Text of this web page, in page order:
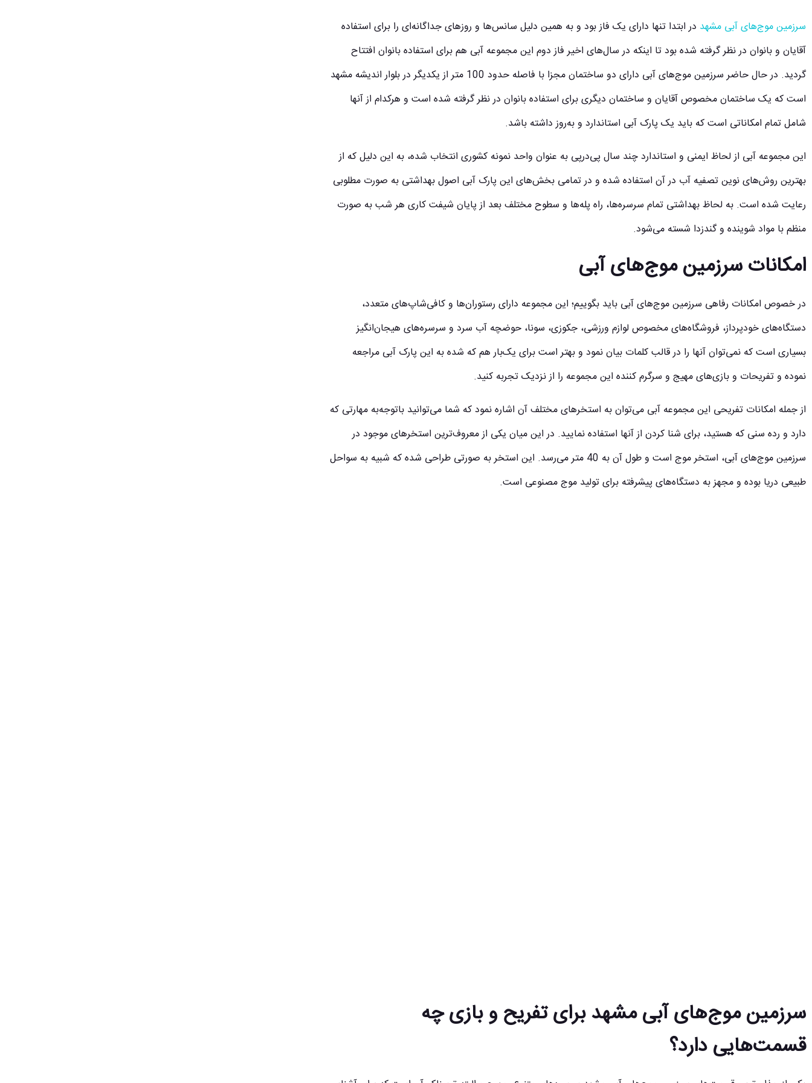
سرزمین موج‌های آبی مشهد در ابتدا تنها دارای یک فاز بود و به همین دلیل سانس‌ها و روزهای جداگانه‌ای را برای استفاده
آقایان و بانوان در نظر گرفته شده بود تا اینکه در سال‌های اخیر فاز دوم این مجموعه آبی هم برای استفاده بانوان افتتاح
گردید. در حال حاضر سرزمین موج‌های آبی دارای دو ساختمان مجزا با فاصله حدود 100 متر از یکدیگر در بلوار اندیشه مشهد
است که یک ساختمان مخصوص آقایان و ساختمان دیگری برای استفاده بانوان در نظر گرفته شده است و هرکدام از آنها
شامل تمام امکاناتی است که باید یک پارک آبی استاندارد و به‌روز داشته باشد.
این مجموعه آبی از لحاظ ایمنی و استاندارد چند سال پی‌درپی به عنوان واحد نمونه کشوری انتخاب شده، به این دلیل که از
بهترین روش‌های نوین تصفیه آب در آن استفاده شده و در تمامی بخش‌های این پارک آبی اصول بهداشتی به صورت مطلوبی
رعایت شده است. به لحاظ بهداشتی تمام سرسره‌ها، راه پله‌ها و سطوح مختلف بعد از پایان شیفت کاری هر شب به صورت
منظم با مواد شوینده و گندزدا شسته می‌شود.
امکانات سرزمین موج‌های آبی
در خصوص امکانات رفاهی سرزمین موج‌های آبی باید بگوییم؛ این مجموعه دارای رستوران‌ها و کافی‌شاپ‌های متعدد،
دستگاه‌های خودپرداز، فروشگاه‌های مخصوص لوازم ورزشی، جکوزی، سونا، حوضچه آب سرد و سرسره‌های هیجان‌انگیز
بسیاری است که نمی‌توان آنها را در قالب کلمات بیان نمود و بهتر است برای یک‌بار هم که شده به این پارک آبی مراجعه
نموده و تفریحات و بازی‌های مهیج و سرگرم کننده این مجموعه را از نزدیک تجربه کنید.
از جمله امکانات تفریحی این مجموعه آبی می‌توان به استخرهای مختلف آن اشاره نمود که شما می‌توانید باتوجه‌به مهارتی که
دارد و رده سنی که هستید، برای شنا کردن از آنها استفاده نمایید. در این میان یکی از معروف‌ترین استخرهای موجود در
سرزمین موج‌های آبی، استخر موج است و طول آن به 40 متر می‌رسد. این استخر به صورتی طراحی شده که شبیه به سواحل
طبیعی دریا بوده و مجهز به دستگاه‌های پیشرفته برای تولید موج مصنوعی است.
سرزمین موج‌های آبی مشهد برای تفریح و بازی چه
قسمت‌هایی دارد؟